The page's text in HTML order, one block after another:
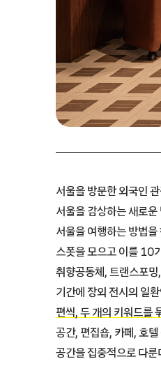
서울을 방문한 외국인
서울을 감상하는 새로운
서울을 여행하는 방법
스폿을 모으고 이를 10
취향공동체, 트랜스포
기간에 장외 전시의 일
편씩, 두 개의 키워드를
공간, 편집숍, 카페, 호
공간을 집중적으로 다룬